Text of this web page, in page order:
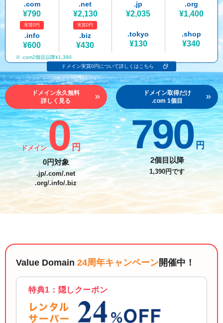
プレミアムドメイン
人気ドメインの種類
WHOIS検索
バリュードメインAPI
ドメイン・ホスティングOEM
ドメインコンシェルジュ
Value Domain Analyzer
Value AI Writer
従来のバリュードメインをご利用希望の方
Value Domainにログイン
外部サービスでの登録が一部未対応（Google等）
おすすめ One レンタルサーバーを含む最新の機能を使う方
Value Domain Oneにログイン
ユーザー登録
従来のバリュードメインをご利用希望の方
Value Domainユーザー登録
外部サービスでの登録が一部未対応（Google等）
おすすめ One レンタルサーバーを含む最新の機能を使う方
Value Domain Oneアカウント作成
以下でも登録可能
Google Yahoo!
.com
¥790
.net
¥2,130
.jp
¥2,035
.org
¥1,400
実質0円
.info
¥600
実質0円
.biz
¥430
.tokyo
¥130
.shop
¥340
.com2個目以降¥1,390
ドメイン実質0円について詳しくはこちら
ドメイン永久無料
詳しく見る
ドメイン0 円
0円対象
.jp/.com/.net
.org/.info/.biz
ドメイン取得だけ
.com 1個目
790 円
2個目以降
1,390円です
Value Domain 24周年キャンペーン開催中！
特典1：隠しクーポン